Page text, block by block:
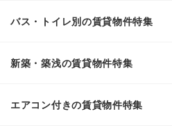
バス・トイレ別の賃貸物件特集
新築・築浅の賃貸物件特集
エアコン付きの賃貸物件特集